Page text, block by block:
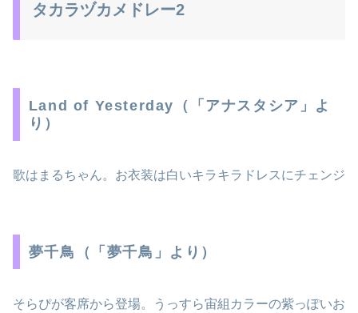
タカラヅカメドレー2
Land of Yesterday（「アナスタシア」よ
り）
歌はまるちゃん。お衣装は白いキラキラドレスにチェンジ
夢千鳥（「夢千鳥」より）
そらぴが客席から登場。うっすら宙組カラーの紫っぽいお